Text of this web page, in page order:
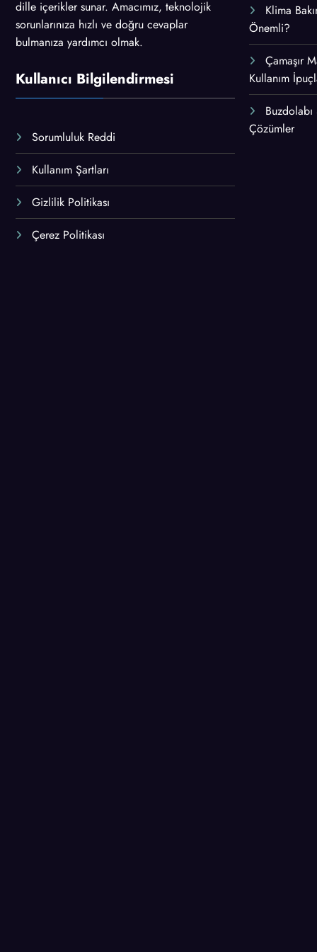
dille içerikler sunar. Amacımız, teknolojik
sorunlarınıza hızlı ve doğru cevaplar
bulmanıza yardımcı olmak.
Kullanıcı Bilgilendirmesi
Sorumluluk Reddi
Kullanım Şartları
Gizlilik Politikası
Çerez Politikası
Klima
Önemli?
Çamaşır
Kullanım
Çözümler